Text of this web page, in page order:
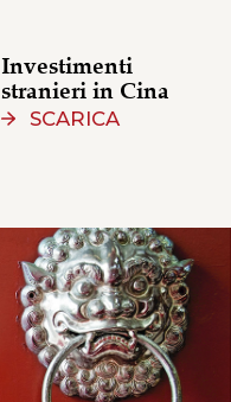
Investimenti
stranieri in Cina
SCARICA